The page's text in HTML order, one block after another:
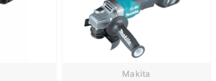
Makita